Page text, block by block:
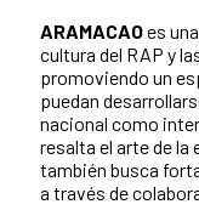
ARAMACAOes
cultura del RAP y
promoviendo un
puedan
nacional como
resalta el arte de la
también busca
a través de